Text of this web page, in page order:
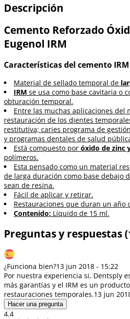
Descripción
Cemento Reforzado
Eugenol IRM
Características del cemento IRM
Material de sellado temporal de
IRM se usa como base cavitaria o
obturación temporal.
Entre las muchas aplicaciones del
restauración de los dientes
restitutiva; caries programa de
y programas dentales de salud
Está compuesto por óxido de zinc
polímeros.
Esta pensado como un material
de larga duración como base debajo
sean de resina.
Fácil de aplicar y retirar.
Restauraciones que duran un año
Contenido: Líquido de 15 ml.
Preguntas y respuestas
¿Funciona bien?13 jun 2018 - 15:22
Por nuestra experiencia si, Dentsply
más garantías y el IRM es un
restauraciones temporales.13 jun
Hacer una pregunta
4.4